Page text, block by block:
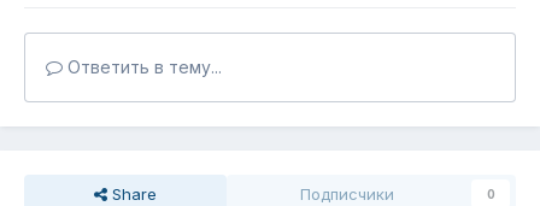
Ответить в тему...
Share Подписчики 0